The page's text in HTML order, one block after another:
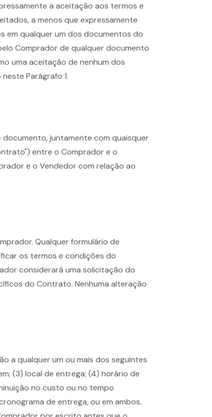
a aceitação aos termos e
a menos que expressamente
em qualquer um dos documentos do
Comprador de qualquer documento
uma aceitação de nenhum dos
Parágrafo 1.
juntamente com quaisquer
entre o Comprador e o
e o Vendedor com relação ao
Qualquer formulário de
os termos e condições do
considerará uma solicitação do
do Contrato. Nenhuma alteração
a qualquer um ou mais dos seguintes
(3) local de entrega; (4) horário de
no custo ou no tempo
de entrega, ou em ambos.